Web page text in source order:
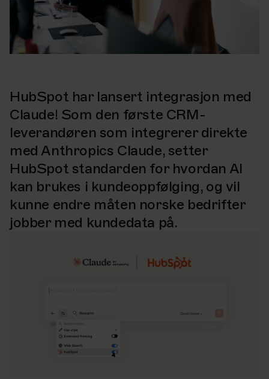
HubSpot har lansert integrasjon med
Claude! Som den første CRM-
leverandøren som integrerer direkte
med Anthropics Claude, setter
HubSpot standarden for hvordan AI
kan brukes i kundeoppfølging, og vil
kunne endre måten norske bedrifter
jobber med kundedata på.